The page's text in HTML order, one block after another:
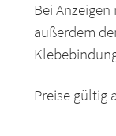
Bei
außerdem
Preise gültig